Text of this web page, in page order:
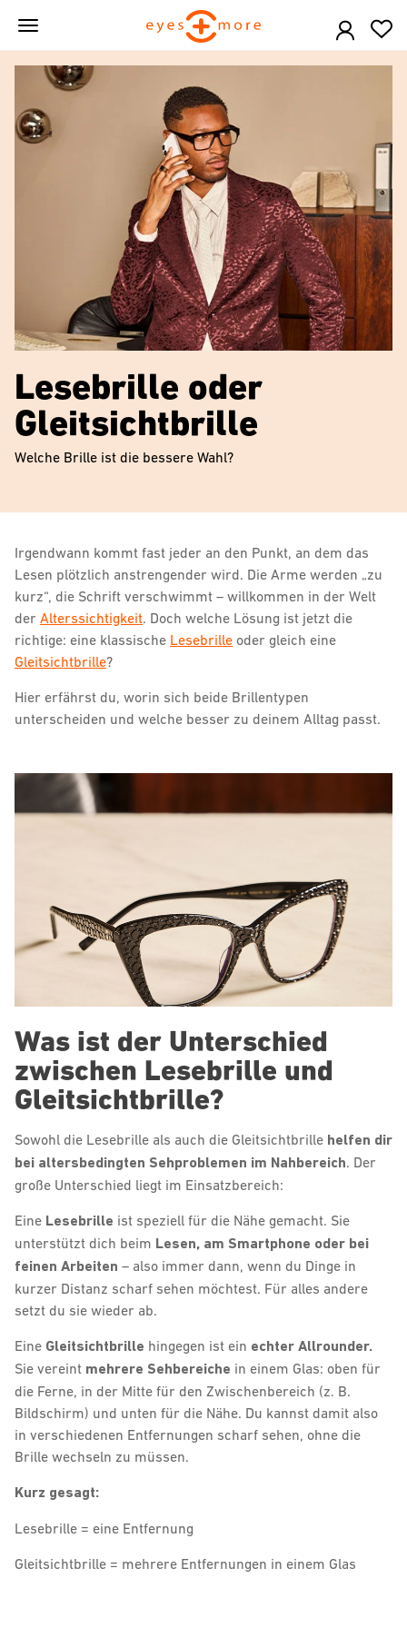
Skip
main
content
Lesebrille oder
Gleitsichtbrille
Welche Brille ist die bessere Wahl?
Irgendwann kommt fast jeder an den Punkt, an dem das
Lesen plötzlich anstrengender wird. Die Arme werden „zu
kurz“, die Schrift verschwimmt – willkommen in der Welt
der Alterssichtigkeit. Doch welche Lösung ist jetzt die
richtige: eine klassische Lesebrille oder gleich eine
Gleitsichtbrille?
Hier erfährst du, worin sich beide Brillentypen
unterscheiden und welche besser zu deinem Alltag passt.
Was ist der Unterschied
zwischen Lesebrille und
Gleitsichtbrille?
Sowohl die Lesebrille als auch die Gleitsichtbrille helfen dir
bei altersbedingten Sehproblemen im Nahbereich. Der
große Unterschied liegt im Einsatzbereich:
Eine Lesebrille ist speziell für die Nähe gemacht. Sie
unterstützt dich beim Lesen, am Smartphone oder bei
feinen Arbeiten – also immer dann, wenn du Dinge in
kurzer Distanz scharf sehen möchtest. Für alles andere
setzt du sie wieder ab.
Eine Gleitsichtbrille hingegen ist ein echter Allrounder.
Sie vereint mehrere Sehbereiche in einem Glas: oben für
die Ferne, in der Mitte für den Zwischenbereich (z. B.
Bildschirm) und unten für die Nähe. Du kannst damit also
in verschiedenen Entfernungen scharf sehen, ohne die
Brille wechseln zu müssen.
Kurz gesagt:
Lesebrille = eine Entfernung
Gleitsichtbrille = mehrere Entfernungen in einem Glas